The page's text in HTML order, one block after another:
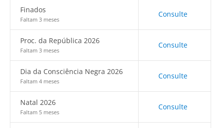
Finados
Faltam 3 meses
Consulte
Proc. da República 2026
Faltam 3 meses
Consulte
Dia da Consciência Negra 2026
Faltam 4 meses
Consulte
Natal 2026
Faltam 5 meses
Consulte